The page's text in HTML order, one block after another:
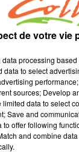
à
de votre vie
processing
to select
sources; Develop
data to select
Save and
offer following
and combine